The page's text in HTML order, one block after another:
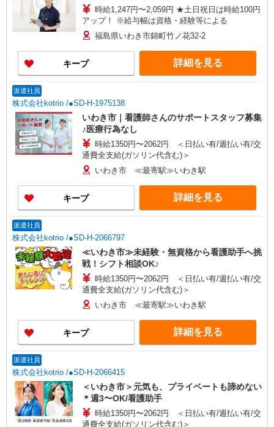
時給1,247円〜2,059円 ★土日祝日は時給100円
アップ！ ※給与幅は資格・経験等による
福島県いわき市錦町竹ノ花32-2
キープ 詳細を見る
派遣社員
株式会社kotrio /●SD-H-1975138
いわき市｜看護師さんのサポートスタッフ募集
♪医療行為なし
時給1350円〜2062円 ＜日払い有/週払い有/交
通費全支給(ガソリン代含む)＞
いわき市 ≪最寄駅≫いわき駅
キープ 詳細を見る
派遣社員
株式会社kotrio /●SD-H-2066797
≪いわき市≫未経験・無資格から看護助手へ挑
戦！シフト相談OK♪
時給1350円〜2062円 ＜日払い有/週払い有/交
通費全支給(ガソリン代含む)＞
いわき市 ≪最寄駅≫いわき駅
キープ 詳細を見る
派遣社員
株式会社kotrio /●SD-H-2066415
＜いわき市＞元気も、プライベートも諦めない
＊週3〜OK/看護助手
時給1350円〜2062円 ＜日払い有/週払い有/交
通費全支給(ガソリン代含む)＞